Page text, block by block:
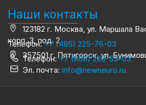
Наши контакты
123182 г. Москва, ул. Маршала
корп. 3, под. 2
Телефон:+7 (495) 225-76-03
357501 г. Пятигорск, ул.
Телефон:+7 (865) 220-53-03
Эл. почта: info@newneuro.ru